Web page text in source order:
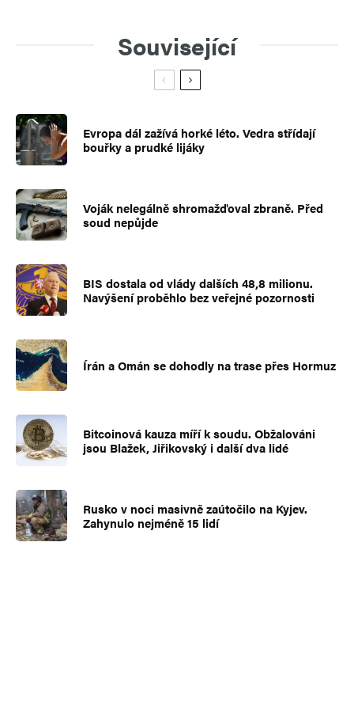
Související
Evropa dál zažívá horké léto. Vedra střídají
bouřky a prudké lijáky
Voják nelegálně shromažďoval zbraně. Před
soud nepůjde
BIS dostala od vlády dalších 48,8 milionu.
Navýšení proběhlo bez veřejné pozornosti
Írán a Omán se dohodly na trase přes Hormuz
Bitcoinová kauza míří k soudu. Obžalováni
jsou Blažek, Jiřikovský i další dva lidé
Rusko v noci masivně zaútočilo na Kyjev.
Zahynulo nejméně 15 lidí